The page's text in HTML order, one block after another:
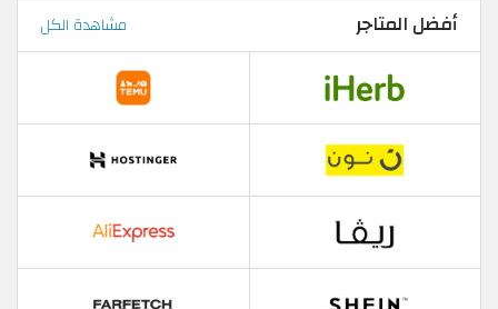
أفضل المتاجر مشاهدة الكل